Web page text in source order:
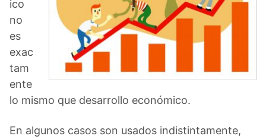
ico
no
es
exac
tam
ente
lo mismo que desarrollo económico.
En algunos casos son usados indistintamente,